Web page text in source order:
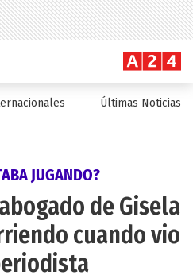
Últimas Noticias
JUGANDO?
de Gisela
cuando vio